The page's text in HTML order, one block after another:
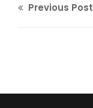
Previous Post